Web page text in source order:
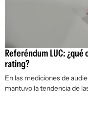
Referéndum LUC:
rating?
En las mediciones de
mantuvo la tendencia de